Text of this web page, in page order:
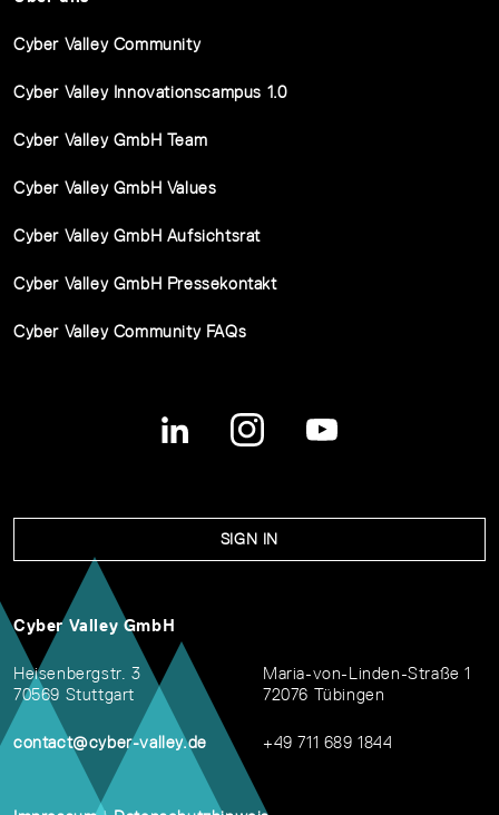
Cyber Valley Community
Cyber Valley Innovationscampus 1.0
Cyber Valley GmbH Team
Cyber Valley GmbH Values
Cyber Valley GmbH Aufsichtsrat
Cyber Valley GmbH Pressekontakt
Cyber Valley Community FAQs
SIGN IN
Cyber Valley GmbH
Heisenbergstr. 3
70569 Stuttgart
contact@cyber-valley.de
Maria-von-Linden-Straße 1
72076 Tübingen
+49 711 689 1844